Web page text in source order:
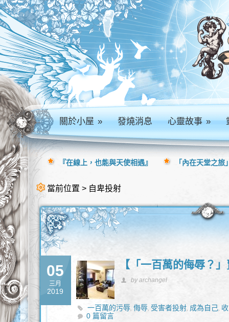
關於小屋» 發燒消息 心靈故事»
當前位置 > 自卑投射
05
三月
2019
【「一百萬的侮辱？
by archangel
一百萬的污辱,侮辱, 受害者投射, 成為自己,
0 篇留言
『在線上，也能與天使相遇』 「內在天堂之